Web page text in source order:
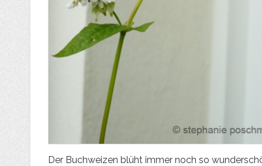
Der Buchweizen blüht immer noch so